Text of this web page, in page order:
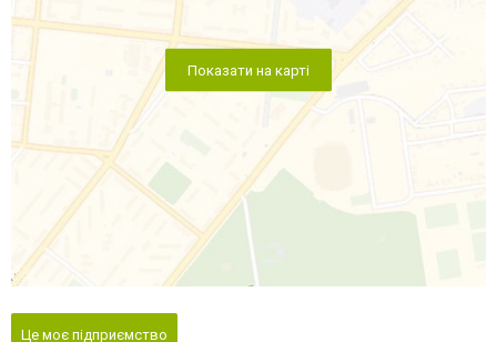
Показати на карті
Це моє підприємство